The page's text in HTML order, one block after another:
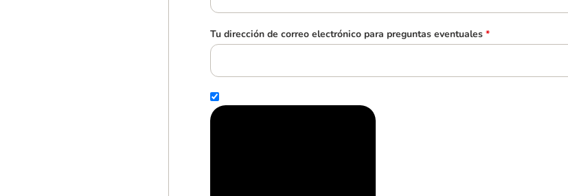
Tu dirección de correo electrónico para preguntas eventuales *